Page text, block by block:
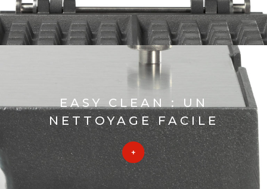
EASY CLEAN : UN
NETTOYAGE FACILE